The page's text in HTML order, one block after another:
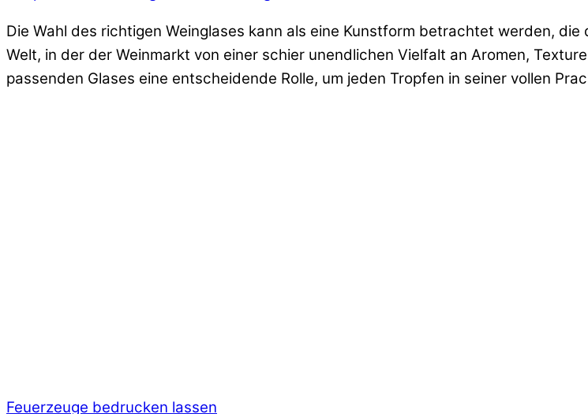
Die Wahl des richtigen Weinglases kann als eine Kunstform betrachtet werden,
Welt, in der der Weinmarkt von einer schier unendlichen Vielfalt an Aromen,
passenden Glases eine entscheidende Rolle, um jeden Tropfen in seiner vollen
Feuerzeuge bedrucken lassen